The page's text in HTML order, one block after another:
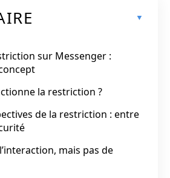
sur Messenger :
la restriction ?
de la restriction : entre
mais pas de